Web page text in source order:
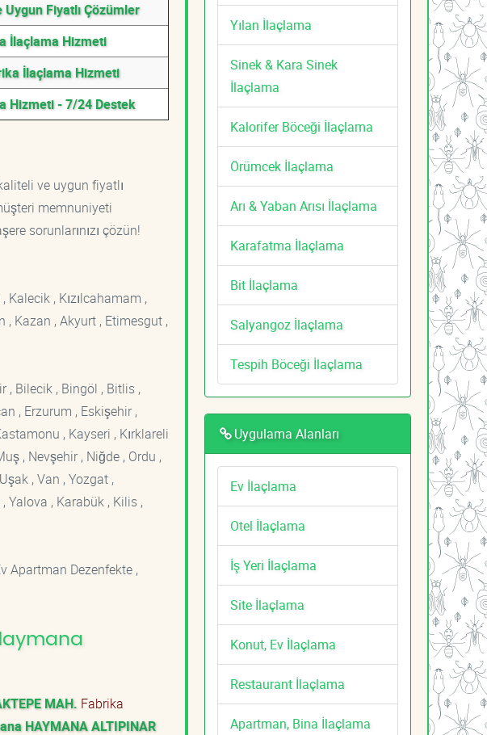
Fiyatlı Çözümler
İlaçlama Hizmeti
İlaçlama Hizmeti
Hizmeti - 7/24 Destek
ve uygun fiyatlı
memnuniyeti
sorunlarınızı çözün!
Kalecik , Kızılcahamam ,
, Kazan , Akyurt , Etimesgut ,
, Bilecik , Bingöl , Bitlis ,
, Erzurum , Eskişehir ,
, Kayseri , Kırklareli
, Nevşehir , Niğde , Ordu ,
, Van , Yozgat ,
Yalova , Karabük , Kilis ,
Apartman Dezenfekte ,
MAH. Fabrika
HAYMANA ALTIPINAR
Yılan İlaçlama
Sinek & Kara Sinek
İlaçlama
Kalorifer Böceği İlaçlama
Örümcek İlaçlama
Arı & Yaban Arısı İlaçlama
Karafatma İlaçlama
Bit İlaçlama
Salyangoz İlaçlama
Tespih Böceği İlaçlama
Uygulama Alanları
Ev İlaçlama
Otel İlaçlama
İş Yeri İlaçlama
Site İlaçlama
Konut, Ev İlaçlama
Restaurant İlaçlama
Apartman, Bina İlaçlama